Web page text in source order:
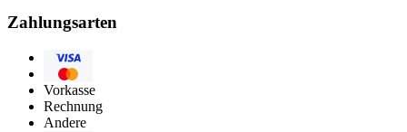
Zahlungsarten
Vorkasse
Rechnung
Andere